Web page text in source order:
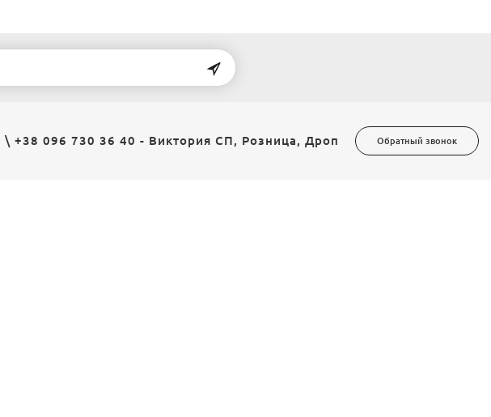
\ +38 096 730 36 40 - Виктория СП, Розница, Дроп Обратный звонок